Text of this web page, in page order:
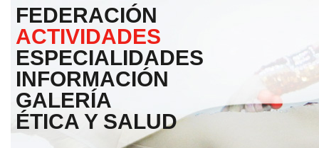
FEDERACIÓN
ACTIVIDADES
ESPECIALIDADES
INFORMACIÓN
GALERÍA
ÉTICA Y SALUD